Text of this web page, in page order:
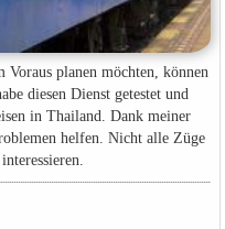
planen möchten, können
diesen Dienst getestet und
in Thailand. Dank meiner
helfen. Nicht alle Züge